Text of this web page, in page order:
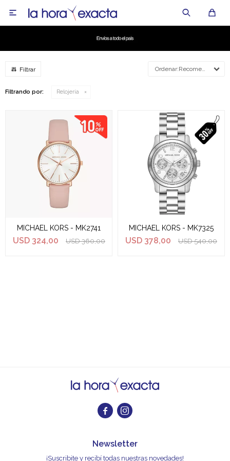

Recomendados
Filtrando por: Relojería
MICHAEL KORS - MK2741
USD 324,00 USD 360,00
MICHAEL KORS - MK7325
USD 378,00 USD 540,00
 
Newsletter
¡Suscribite y recibí todas nuestras novedades!